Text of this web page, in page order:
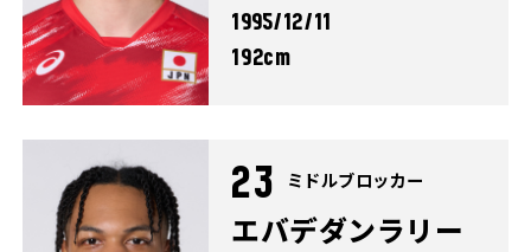
1995/12/11
192cm
23 ミドルブロッカー
エバデダンラリー